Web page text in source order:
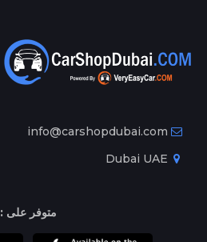
info@carshopdubai.com
متوفر على :